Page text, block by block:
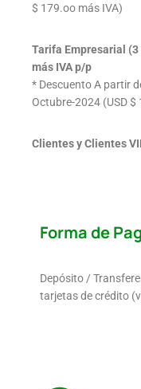
$ 179.oo más IVA)
Tarifa Empresarial
más IVA p/p
* Descuento A partir
Octubre-2024 (USD $
Clientes y Clientes
Forma de
Depósito /
tarjetas de crédito